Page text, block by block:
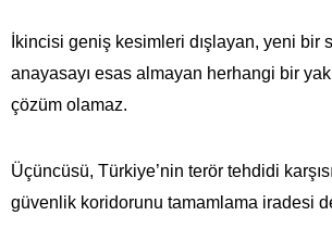
İkincisi geniş kesimleri dışlayan, yeni bir
anayasayı esas almayan herhangi bir
çözüm olamaz.
Üçüncüsü, Türkiye’nin terör tehdidi
güvenlik koridorunu tamamlama iradesi